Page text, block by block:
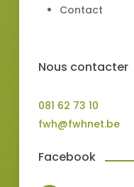
Contact
Nous contacter
081 62 73 10
fwh@fwhnet.be
Facebook